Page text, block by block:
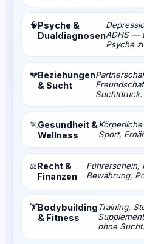
🧠Psyche &
DualdiagnosenADHS —
Psyche
💔Beziehungen
& Sucht
Suchtdruck.
🏃Gesundheit &
Wellness
Sport,
⚖️Recht &
Finanzen
Führerschein,
Bewährung,
🏋️Bodybuilding
& Fitness
Training,
ohne Sucht.